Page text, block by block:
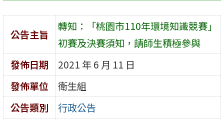
區
公告主旨
轉知：「桃園市110年環境知識競賽」
初賽及決賽須知，請師生積極參與
發佈日期
2021 年 6 月 11 日
發佈單位
衛生組
公告類別
行政公告